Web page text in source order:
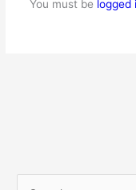
You must be logged